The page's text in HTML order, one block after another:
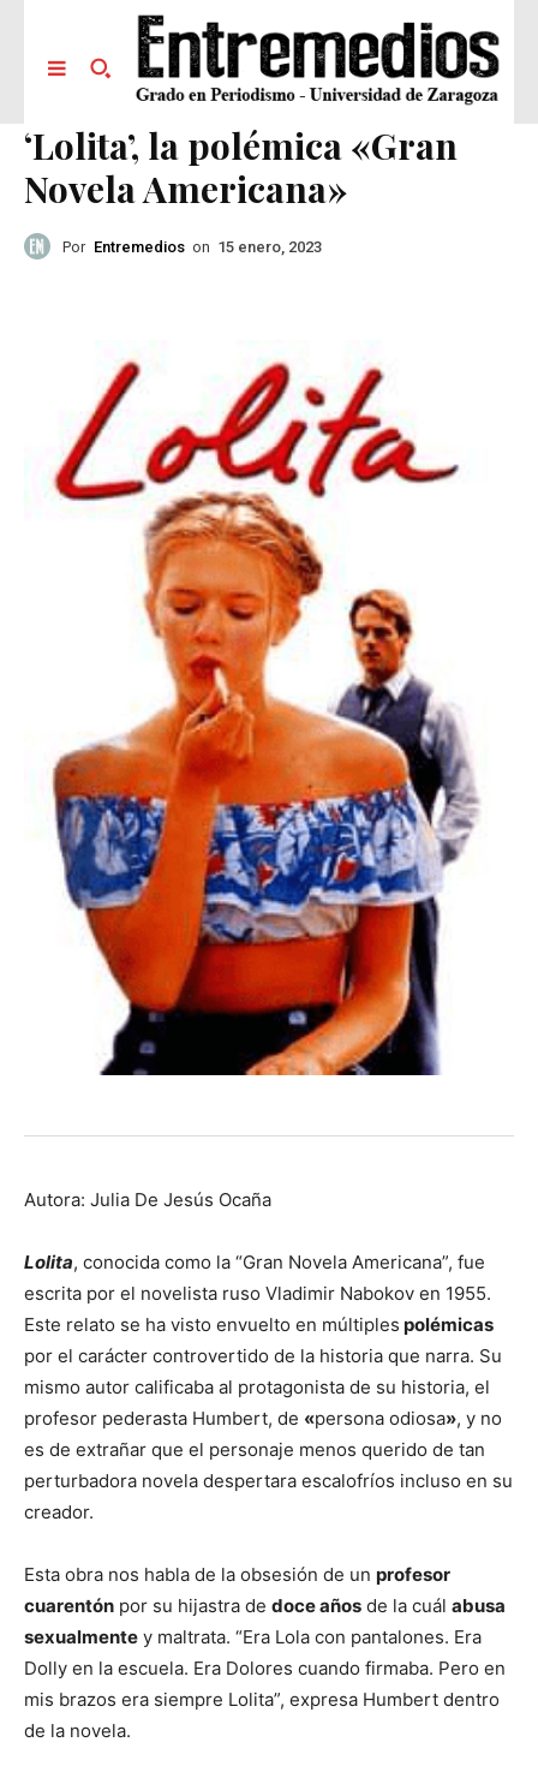
‘Lolita’, la polémica «Gran
Novela Americana»
Por Entremedios on 15 enero, 2023
Autora: Julia De Jesús Ocaña
Lolita, conocida como la “Gran Novela Americana”, fue
escrita por el novelista ruso Vladimir Nabokov en 1955.
Este relato se ha visto envuelto en múltiples polémicas
por el carácter controvertido de la historia que narra. Su
mismo autor calificaba al protagonista de su historia, el
profesor pederasta Humbert, de «persona odiosa», y no
es de extrañar que el personaje menos querido de tan
perturbadora novela despertara escalofríos incluso en su
creador.
Esta obra nos habla de la obsesión de un profesor
cuarentón por su hijastra de doce años de la cuál abusa
sexualmente y maltrata. “Era Lola con pantalones. Era
Dolly en la escuela. Era Dolores cuando firmaba. Pero en
mis brazos era siempre Lolita”, expresa Humbert dentro
de la novela.